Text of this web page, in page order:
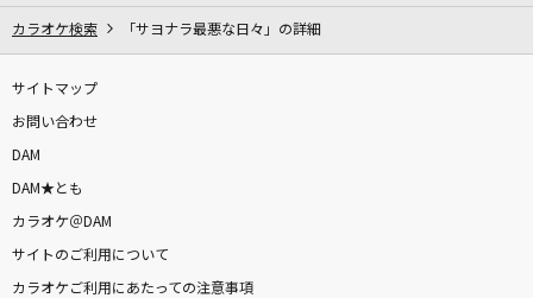
カラオケ検索 「サヨナラ最悪な日々」の詳細
サイトマップ
お問い合わせ
DAM
DAM★とも
カラオケ＠DAM
サイトのご利用について
カラオケご利用にあたっての注意事項